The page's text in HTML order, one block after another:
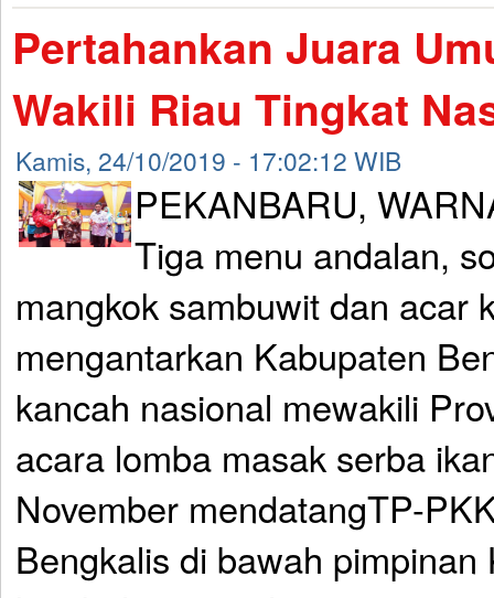
Pertahankan Juara
Wakili Riau Tingkat
Kamis, 24/10/2019 - 17:02:12 WIB
PEKANBARU,
Tiga menu andalan,
mangkok sambuwit dan acar
mengantarkan Kabupaten
kancah nasional mewakili
acara lomba masak serba
November mendatangTP-
Bengkalis di bawah